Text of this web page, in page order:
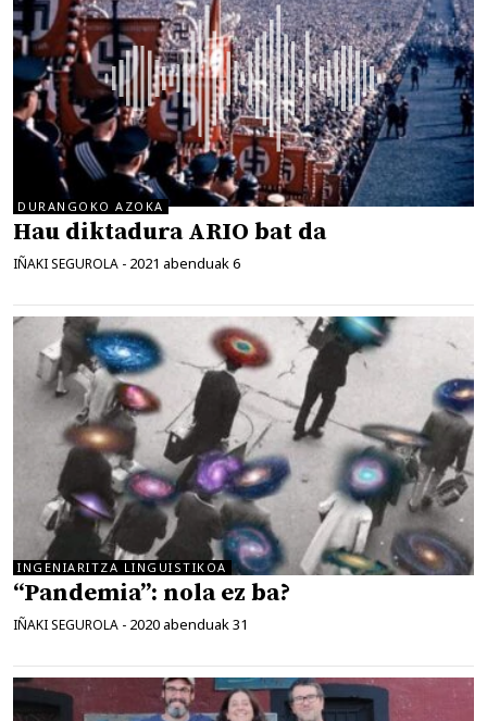
DURANGOKO AZOKA
Hau diktadura ARIO bat da
IÑAKI SEGUROLA - 2021 abenduak 6
INGENIARITZA LINGUISTIKOA
“Pandemia”: nola ez ba?
IÑAKI SEGUROLA - 2020 abenduak 31